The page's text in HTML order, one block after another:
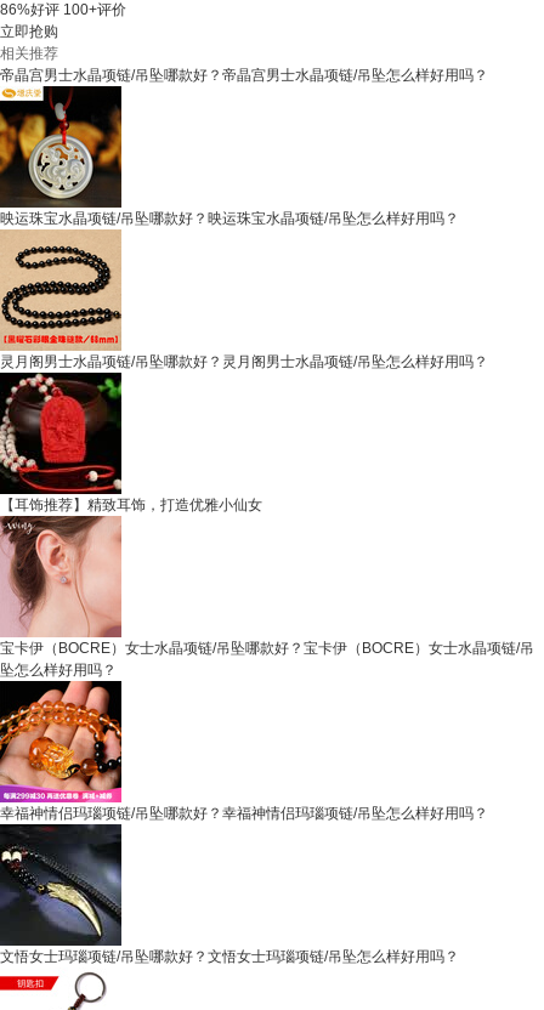
86%好评 100+评价
立即抢购
相关推荐
帝晶宫男士水晶项链/吊坠哪款好？帝晶宫男士水晶项链/吊坠怎么样好用吗？
映运珠宝水晶项链/吊坠哪款好？映运珠宝水晶项链/吊坠怎么样好用吗？
灵月阁男士水晶项链/吊坠哪款好？灵月阁男士水晶项链/吊坠怎么样好用吗？
【耳饰推荐】精致耳饰，打造优雅小仙女
宝卡伊（BOCRE）女士水晶项链/吊坠哪款好？宝卡伊（BOCRE）女士水晶项链/吊
坠怎么样好用吗？
幸福神情侣玛瑙项链/吊坠哪款好？幸福神情侣玛瑙项链/吊坠怎么样好用吗？
文悟女士玛瑙项链/吊坠哪款好？文悟女士玛瑙项链/吊坠怎么样好用吗？